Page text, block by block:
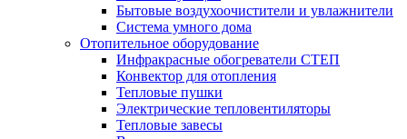
Бытовые воздухоочистители и увлажнители
Система умного дома
Отопительное оборудование
Инфракрасные обогреватели СТЕП
Конвектор для отопления
Тепловые пушки
Электрические тепловентиляторы
Тепловые завесы